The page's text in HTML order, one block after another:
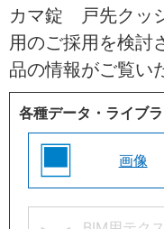
カマ錠 戸先クッ
用のご採用を検討
品の情報がご覧い
各種データ・ライブ
画像